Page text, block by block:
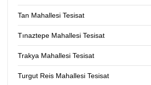
Tan Mahallesi Tesisat
Tınaztepe Mahallesi Tesisat
Trakya Mahallesi Tesisat
Turgut Reis Mahallesi Tesisat